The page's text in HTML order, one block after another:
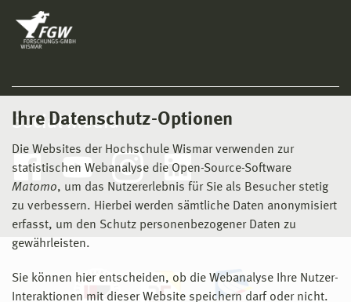
Ihre Datenschutz-Optionen
Die Websites der Hochschule Wismar verwenden zur
statistischen Webanalyse die Open-Source-Software
Matomo, um das Nutzererlebnis für Sie als Besucher stetig
zu verbessern. Hierbei werden sämtliche Daten anonymisiert
erfasst, um den Schutz personenbezogener Daten zu
gewährleisten.
Sie können hier entscheiden, ob die Webanalyse Ihre Nutzer-
Interaktionen mit dieser Website speichern darf oder nicht.
Social Media